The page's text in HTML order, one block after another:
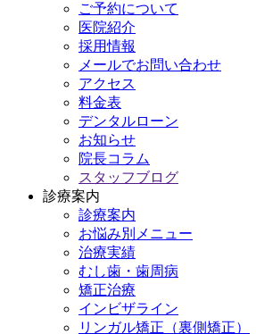
ご予約について
医院紹介
採用情報
メールでお問い合わせ
アクセス
料金表
デンタルローン
お知らせ
院長コラム
スタッフブログ
診療案内
診療案内
お悩み別メニュー
治療実績
むし歯・歯周病
矯正治療
インビザライン
リンガル矯正（裏側矯正）